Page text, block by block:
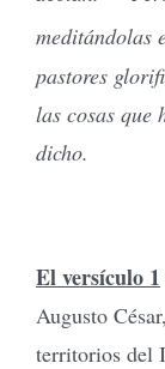
meditándolas
pastores
las cosas que
dicho.
El versículo 1
Augusto
territorios del